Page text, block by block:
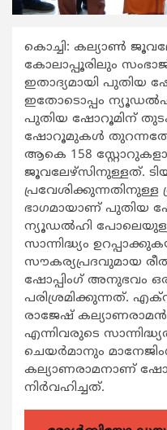
കൊച്ചി: കല്യാണ്‍
കോലാപ്പൂരിലും
ഇതാദ്യമായി
ഇതോടൊപ്പം
പുതിയ ഷോറൂമിന്
ഷോറൂമുകള്‍
ആകെ 158
ജൂവലേഴ്സിനുള്ളത്.
പ്രവേശിക്കുന്നതിനുള്ള
ഭാഗമായാണ് പുതിയ
ന്യൂഡല്‍ഹി പോലെയുള്ള
സാന്നിദ്ധ്യം
സൗകര്യപ്രദവുമായ
ഷോപ്പിംഗ് അനുഭവം
പരിശ്രമിക്കുന്നത്.
രാജേഷ്
എന്നിവരുടെ
ചെയര്‍മാനും
കല്യാണരാമനാണ്
നിര്‍വഹിച്ചത്.